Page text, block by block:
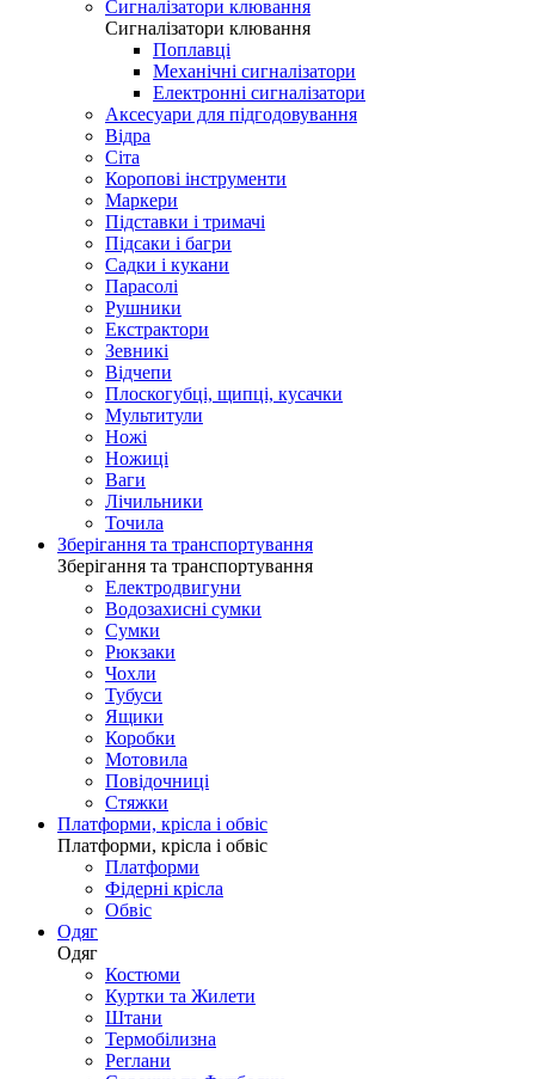
Сигналізатори клювання
Сигналізатори клювання
Поплавці
Механічні сигналізатори
Електронні сигналізатори
Аксесуари для підгодовування
Відра
Сіта
Коропові інструменти
Маркери
Підставки і тримачі
Підсаки і багри
Садки і кукани
Парасолі
Рушники
Екстрактори
Зевникі
Відчепи
Плоскогубці, щипці, кусачки
Мультитули
Ножі
Ножиці
Ваги
Лічильники
Точила
Зберігання та транспортування
Зберігання та транспортування
Електродвигуни
Водозахисні сумки
Сумки
Рюкзаки
Чохли
Тубуси
Ящики
Коробки
Мотовила
Повідочниці
Стяжки
Платформи, крісла і обвіс
Платформи, крісла і обвіс
Платформи
Фідерні крісла
Обвіс
Одяг
Одяг
Костюми
Куртки та Жилети
Штани
Термобілизна
Реглани